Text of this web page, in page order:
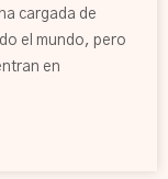
cargada de
el mundo, pero
en